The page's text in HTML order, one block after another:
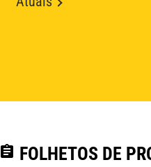
assignment FOLHETOS DE